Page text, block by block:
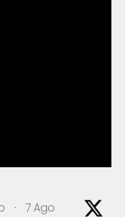
· 7 Ago